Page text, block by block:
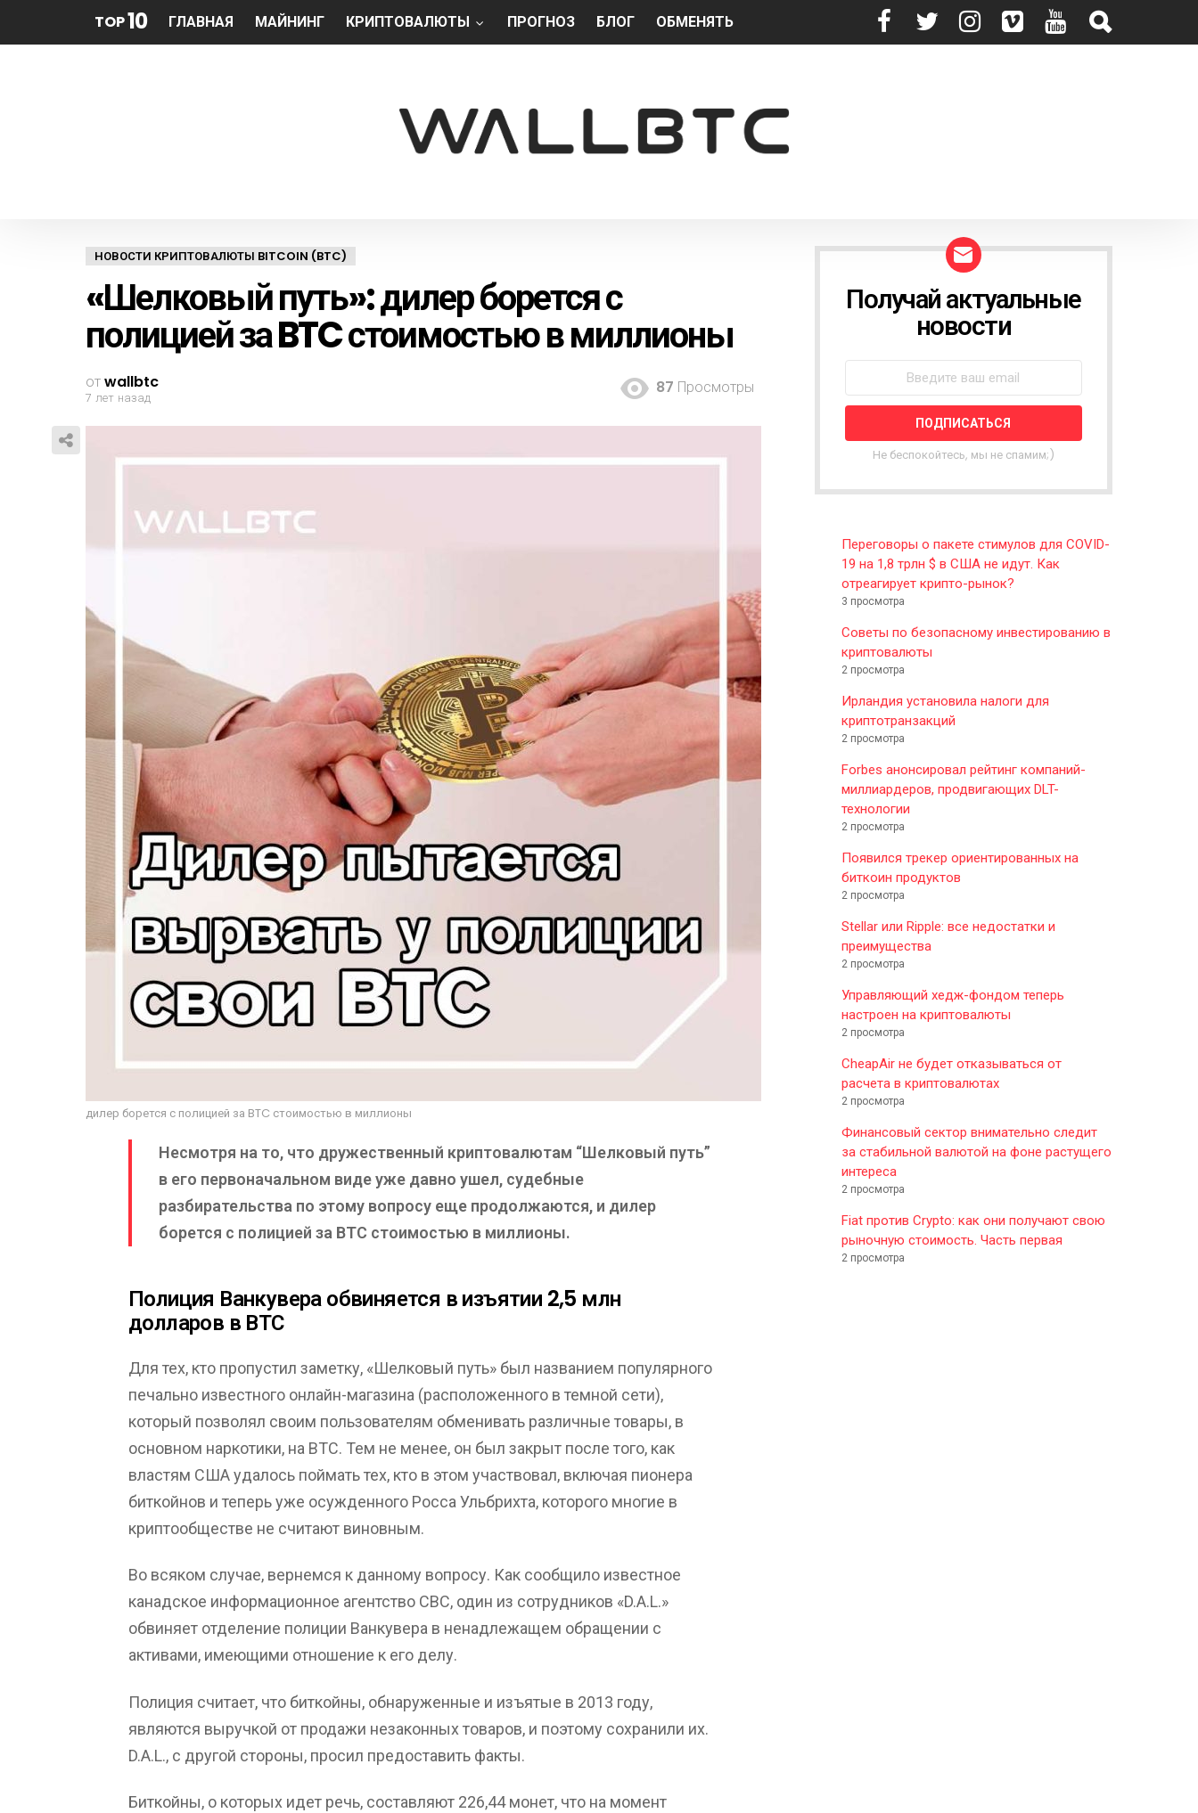
TOP10 ГЛАВНАЯ МАЙНИНГ КРИПТОВАЛЮТЫ ПРОГНОЗ БЛОГ ОБМЕНЯТЬ
НОВОСТИ КРИПТОВАЛЮТЫ BITCOIN (BTC)
«Шелковый путь»: дилер борется с
полицией за BTC стоимостью в миллионы
отwallbtc
7 лет назад
87 Просмотры
дилер борется с полицией за BTC стоимостью в миллионы
Несмотря на то, что дружественный криптовалютам “Шелковый путь”
в его первоначальном виде уже давно ушел, судебные
разбирательства по этому вопросу еще продолжаются, и дилер
борется с полицией за BTC стоимостью в миллионы.
Полиция Ванкувера обвиняется в изъятии 2,5 млн
долларов в ВТС
Для тех, кто пропустил заметку, «Шелковый путь» был названием популярного
печально известного онлайн-магазина (расположенного в темной сети),
который позволял своим пользователям обменивать различные товары, в
основном наркотики, на BTC. Тем не менее, он был закрыт после того, как
властям США удалось поймать тех, кто в этом участвовал, включая пионера
биткойнов и теперь уже осужденного Росса Ульбрихта, которого многие в
криптообществе не считают виновным.
Во всяком случае, вернемся к данному вопросу. Как сообщило известное
канадское информационное агентство CBC, один из сотрудников «D.A.L.»
обвиняет отделение полиции Ванкувера в ненадлежащем обращении с
активами, имеющими отношение к его делу.
Полиция считает, что биткойны, обнаруженные и изъятые в 2013 году,
являются выручкой от продажи незаконных товаров, и поэтому сохранили их.
D.A.L., с другой стороны, просил предоставить факты.
Биткойны, о которых идет речь, составляют 226,44 монет, что на момент
N
E
E
T
E
Получай актуальные
новости
Не беспокойтесь, мы не спамим;)
Переговоры о пакете стимулов для COVID-
19 на 1,8 трлн $ в США не идут. Как
отреагирует крипто-рынок?
3 просмотра
Советы по безопасному инвестированию в
криптовалюты
2 просмотра
Ирландия установила налоги для
криптотранзакций
2 просмотра
Forbes анонсировал рейтинг компаний-
миллиардеров, продвигающих DLT-
технологии
2 просмотра
Появился трекер ориентированных на
биткоин продуктов
2 просмотра
Stellar или Ripple: все недостатки и
преимущества
2 просмотра
Управляющий хедж-фондом теперь
настроен на криптовалюты
2 просмотра
CheapAir не будет отказываться от
расчета в криптовалютах
2 просмотра
Финансовый сектор внимательно следит
за стабильной валютой на фоне растущего
интереса
2 просмотра
Fiat против Crypto: как они получают свою
рыночную стоимость. Часть первая
2 просмотра